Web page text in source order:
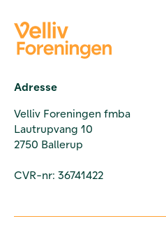
Adresse
Velliv Foreningen fmba
Lautrupvang 10
2750 Ballerup
CVR-nr: 36741422